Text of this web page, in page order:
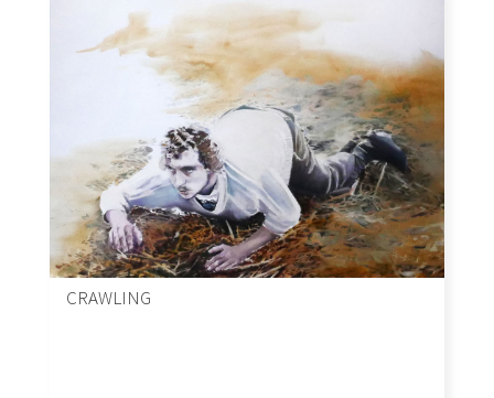
CRAWLING